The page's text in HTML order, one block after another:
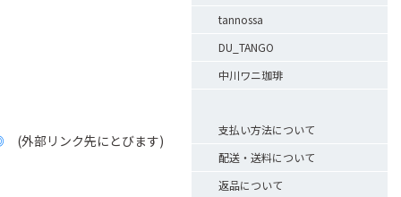
(外部リンク先にとびます)
tannossa
DU_TANGO
中川ワニ珈琲
支払い方法について
配送・送料について
返品について